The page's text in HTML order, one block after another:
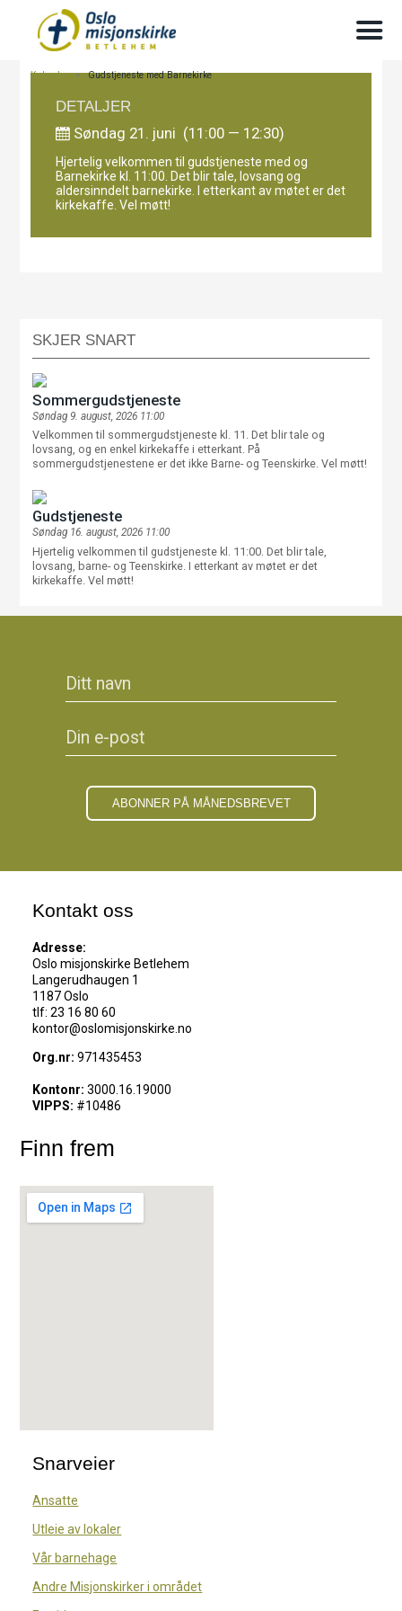
Kalender > Gudstjeneste med Barnekirke
DETALJER
Søndag 21. juni (11:00 — 12:30)
Hjertelig velkommen til gudstjeneste med og
Barnekirke kl. 11:00. Det blir tale, lovsang og
aldersinndelt barnekirke. I etterkant av møtet er det
kirkekaffe. Vel møtt!
SKJER SNART
Sommergudstjeneste
Søndag 9. august, 2026 11:00
Velkommen til sommergudstjeneste kl. 11. Det blir tale og
lovsang, og en enkel kirkekaffe i etterkant. På
sommergudstjenestene er det ikke Barne- og Teenskirke. Vel møtt!
Gudstjeneste
Søndag 16. august, 2026 11:00
Hjertelig velkommen til gudstjeneste kl. 11:00. Det blir tale,
lovsang, barne- og Teenskirke. I etterkant av møtet er det
kirkekaffe. Vel møtt!
Kontakt oss
Adresse:
Oslo misjonskirke Betlehem
Langerudhaugen 1
1187 Oslo
tlf: 23 16 80 60
kontor@oslomisjonskirke.no
Org.nr:971435453
Kontonr:3000.16.19000
VIPPS: #10486
Finn frem
Snarveier
Ansatte
Utleie av lokaler
Vår barnehage
Andre Misjonskirker i området